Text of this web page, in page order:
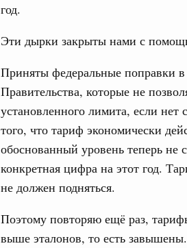
год.
Эти дырки закрыты нами с
Приняты федеральные поправки в
Правительства, которые не
установленного лимита, если
того, что тариф экономически
обоснованный уровень теперь не
конкретная цифра на этот год.
не должен подняться.
Поэтому повторяю ещё раз,
выше эталонов, то есть